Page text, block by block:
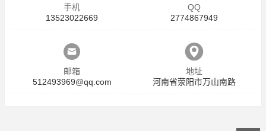
手机
13523022669
QQ
2774867949
邮箱
512493969@qq.com
地址
河南省荥阳市万山南路